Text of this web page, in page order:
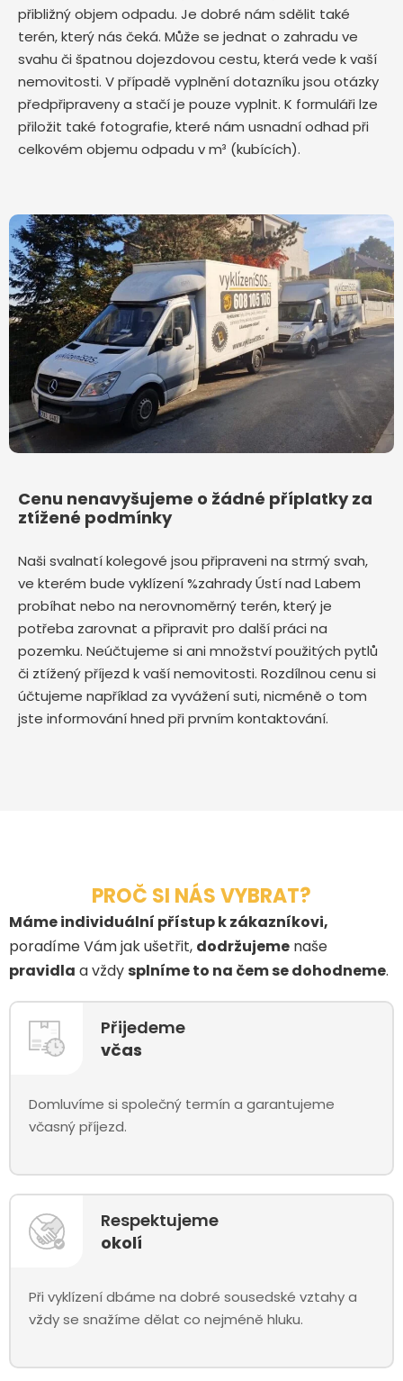
přibližný objem odpadu. Je dobré nám sdělit také
terén, který nás čeká. Může se jednat o zahradu ve
svahu či špatnou dojezdovou cestu, která vede k vaší
nemovitosti. V případě vyplnění dotazníku jsou otázky
předpřipraveny a stačí je pouze vyplnit. K formuláři lze
přiložit také fotografie, které nám usnadní odhad při
celkovém objemu odpadu v m³ (kubících).
Cenu nenavyšujeme o žádné příplatky za
ztížené podmínky
Naši svalnatí kolegové jsou připraveni na strmý svah,
ve kterém bude vyklízení %zahrady Ústí nad Labem
probíhat nebo na nerovnoměrný terén, který je
potřeba zarovnat a připravit pro další práci na
pozemku. Neúčtujeme si ani množství použitých pytlů
či ztížený příjezd k vaší nemovitosti. Rozdílnou cenu si
účtujeme například za vyvážení suti, nicméně o tom
jste informování hned při prvním kontaktování.
PROČ SI NÁS VYBRAT?
Máme individuální přístup k zákazníkovi,
poradíme Vám jak ušetřit, dodržujeme naše
pravidla a vždy splníme to na čem se dohodneme.
Přijedeme
včas
Domluvíme si společný termín a garantujeme
včasný příjezd.
Respektujeme
okolí
Při vyklízení dbáme na dobré sousedské vztahy a
vždy se snažíme dělat co nejméně hluku.